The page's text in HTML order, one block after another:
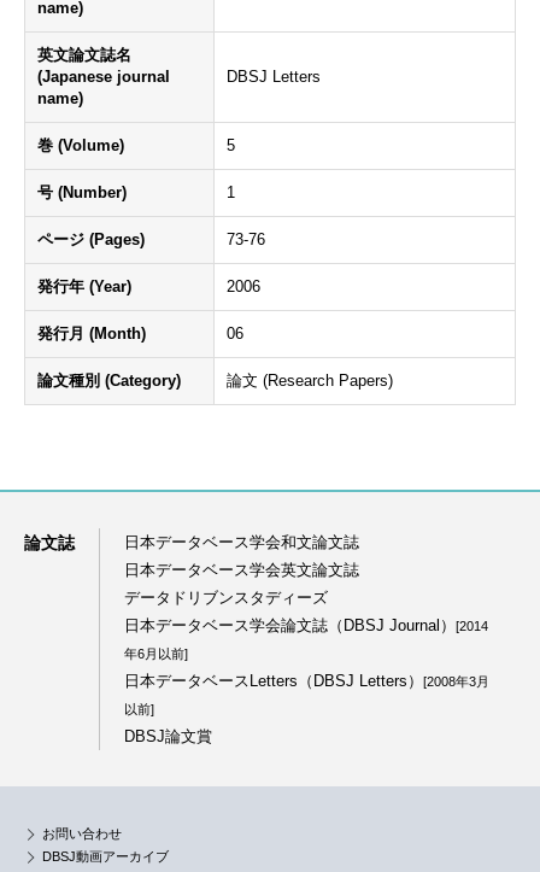
name)
英文論文誌名
(Japanese journal
name)
DBSJ Letters
巻 (Volume) 5
号 (Number) 1
ページ (Pages) 73-76
発行年 (Year) 2006
発行月 (Month) 06
論文種別 (Category) 論文 (Research Papers)
論文誌
日本データベース学会和文論文誌
日本データベース学会英文論文誌
データドリブンスタディーズ
日本データベース学会論文誌（DBSJ Journal）
[2014
年6月以前]
日本データベースLetters（DBSJ Letters）
[2008年3月
以前]
DBSJ論文賞
お問い合わせ
DBSJ動画アーカイブ